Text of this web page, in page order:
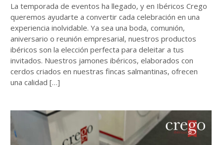
La temporada de eventos ha llegado, y en Ibéricos Crego
queremos ayudarte a convertir cada celebración en una
experiencia inolvidable. Ya sea una boda, comunión,
aniversario o reunión empresarial, nuestros productos
ibéricos son la elección perfecta para deleitar a tus
invitados. Nuestros jamones ibéricos, elaborados con
cerdos criados en nuestras fincas salmantinas, ofrecen
una calidad […]